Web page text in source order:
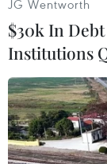
JG Wentworth
$30k In
Institutions